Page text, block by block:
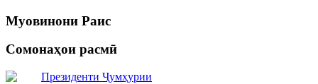
Муовинони Раис
Сомонаҳои расмӣ